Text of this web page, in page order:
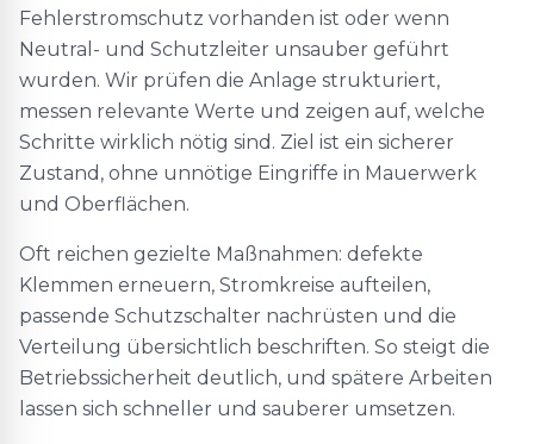
Fehlerstromschutz vorhanden ist oder wenn
Neutral- und Schutzleiter unsauber geführt
wurden. Wir prüfen die Anlage strukturiert,
messen relevante Werte und zeigen auf, welche
Schritte wirklich nötig sind. Ziel ist ein sicherer
Zustand, ohne unnötige Eingriffe in Mauerwerk
und Oberflächen.
Oft reichen gezielte Maßnahmen: defekte
Klemmen erneuern, Stromkreise aufteilen,
passende Schutzschalter nachrüsten und die
Verteilung übersichtlich beschriften. So steigt die
Betriebssicherheit deutlich, und spätere Arbeiten
lassen sich schneller und sauberer umsetzen.